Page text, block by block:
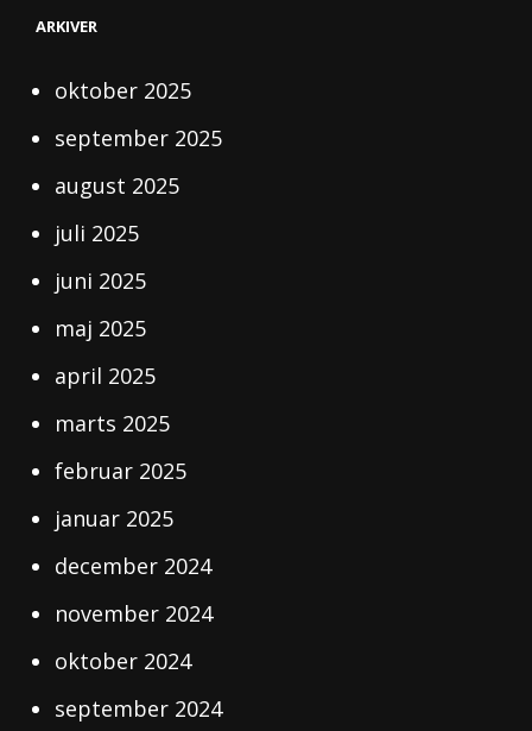
ARKIVER
oktober 2025
september 2025
august 2025
juli 2025
juni 2025
maj 2025
april 2025
marts 2025
februar 2025
januar 2025
december 2024
november 2024
oktober 2024
september 2024